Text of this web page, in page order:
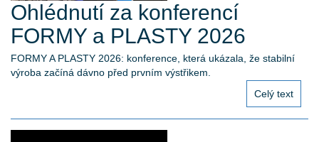
Ohlédnutí za konferencí
FORMY a PLASTY 2026
FORMY A PLASTY 2026: konference, která ukázala, že stabilní
výroba začíná dávno před prvním výstřikem.
Celý text